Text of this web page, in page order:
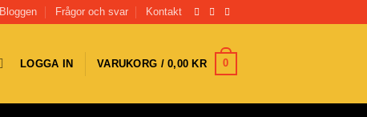
Bloggen Frågor och svar Kontakt
LOGGA IN VARUKORG /0,00KR 0